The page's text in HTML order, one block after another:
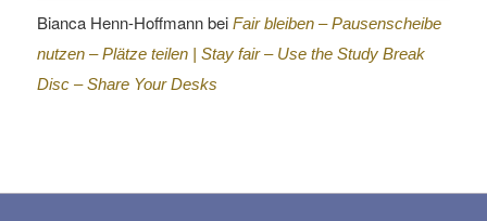
Bianca Henn-Hoffmannbei Fair bleiben – Pausenscheibe
nutzen – Plätze teilen | Stay fair – Use the Study Break
Disc – Share Your Desks